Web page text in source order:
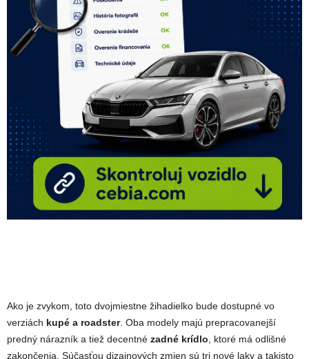
Ako je zvykom, toto dvojmiestne žihadielko bude dostupné vo
verziách kupé a roadster. Oba modely majú prepracovanejší
predný nárazník a tiež decentné zadné krídlo, ktoré má odlišné
zakončenia. Súčasťou dizajnových zmien sú tri nové laky a takisto